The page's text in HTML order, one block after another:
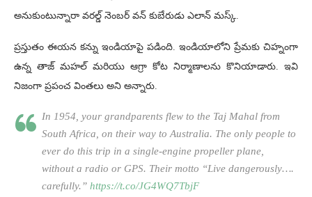
అనుకుంటున్నారా వరల్డ్ నెంబర్ వన్ కుబేరుడు ఎలాన్ మస్క్.
ప్రస్తుతం ఈయన కన్ను ఇండియాపై పడింది. ఇండియాలోని ప్రేమకు చిహ్నంగా
ఉన్న తాజ్ మహల్ మరియు ఆగ్రా కోట నిర్మాణాలను కొనియాడారు. ఇవి
నిజంగా ప్రపంచ వింతలు అని అన్నారు.
In 1954, your grandparents flew to the Taj Mahal from
South Africa, on their way to Australia. The only people to
ever do this trip in a single-engine propeller plane,
without a radio or GPS. Their motto “Live dangerously….
carefully.” https://t.co/JG4WQ7TbjF